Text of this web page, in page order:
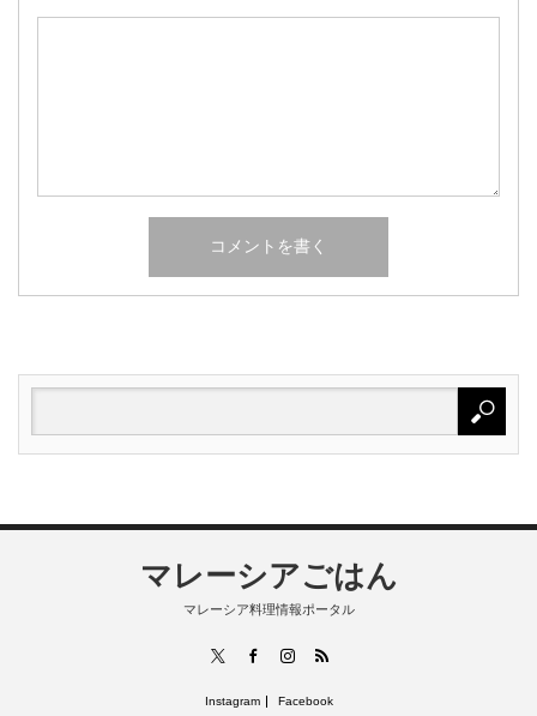
マレーシアごはん
マレーシア料理情報ポータル
FacebookInstagram
RSS
Instagram Facebook